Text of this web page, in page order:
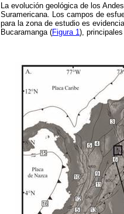
La evolución geológica de los
Suramericana. Los campos de
para la zona de estudio es
Bucaramanga (Figura 1 ),